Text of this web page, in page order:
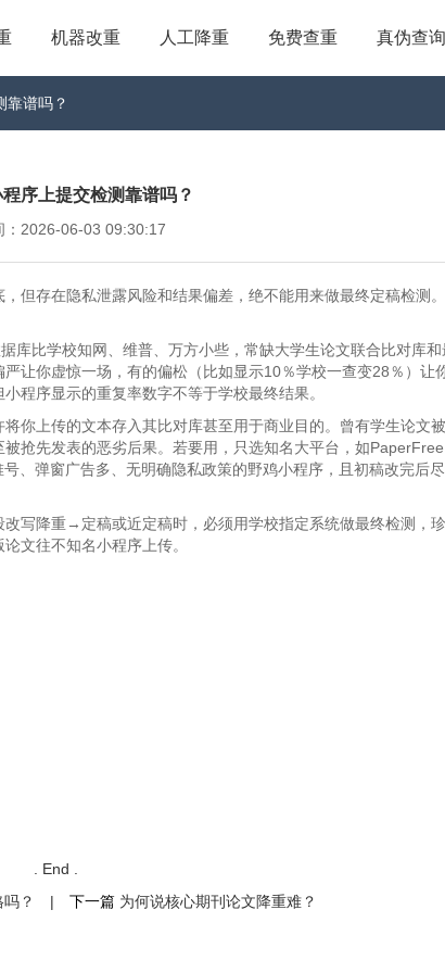
机器改重 人工降重 免费查重 真伪查询
靠谱吗？
序上提交检测靠谱吗？
：2026-06-03 09:30:17
，但存在隐私泄露风险和结果偏差，绝不能用来做最终定稿检测
库比学校知网、维普、万方小些，常缺大学生论文联合比对库
让你虚惊一场，有的偏松（比如显示10％学校一查变28％）让
程序显示的重复率数字不等于学校最终结果。
你上传的文本存入其比对库甚至用于商业目的。曾有学生论文
抢先发表的恶劣后果。若要用，只选知名大平台，如PaperFree
、弹窗广告多、无明确隐私政策的野鸡小程序，且初稿改完后
写降重→定稿或近定稿时，必须用学校指定系统做最终检测，
文往不知名小程序上传。
. End .
？ | 下一篇 为何说核心期刊论文降重难？